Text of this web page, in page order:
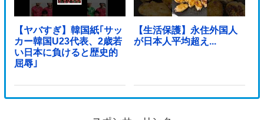
【ヤバすぎ】韓国紙｢サッ
カー韓国U23代表、2歳若
い日本に負けると歴史的
屈辱｣
【生活保護】永住外国人
が日本人平均超え...